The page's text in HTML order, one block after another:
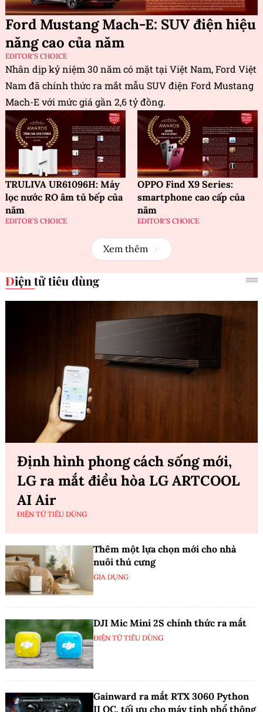
Ford Mustang Mach-E: SUV điện hiệu
năng cao của năm
EDITOR'S CHOICE
Nhân dịp kỷ niệm 30 năm có mặt tại Việt Nam, Ford Việt
Nam đã chính thức ra mắt mẫu SUV điện Ford Mustang
Mach-E với mức giá gần 2,6 tỷ đồng.
TRULIVA UR61096H: Máy
lọc nước RO âm tủ bếp của
năm
EDITOR'S CHOICE
OPPO Find X9 Series:
smartphone cao cấp của
năm
EDITOR'S CHOICE
Xem thêm
Điện tử tiêu dùng
Định hình phong cách sống mới,
LG ra mắt điều hòa LG ARTCOOL
AI Air
ĐIỆN TỬ TIÊU DÙNG
Thêm một lựa chọn mới cho nhà
nuôi thú cưng
GIA DỤNG
DJI Mic Mini 2S chính thức ra mắt
ĐIỆN TỬ TIÊU DÙNG
Gainward ra mắt RTX 3060 Python
II OC, tối ưu cho máy tính phổ thông